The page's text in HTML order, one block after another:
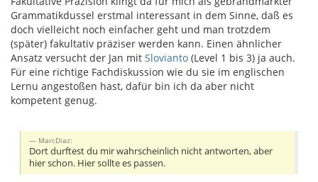
Grammatikdussel erstmal interessant in dem Sinne, daß es
doch vielleicht noch einfacher geht und man trotzdem
(später) fakultativ präziser werden kann. Einen ähnlicher
Ansatz versucht der Jan mit Slovianto (Level 1 bis 3) ja auch.
Für eine richtige Fachdiskussion wie du sie im englischen
Lernu angestoßen hast, dafür bin ich da aber nicht
kompetent genug.
MarcDiaz:
Dort durftest du mir wahrscheinlich nicht antworten, aber
hier schon. Hier sollte es passen.